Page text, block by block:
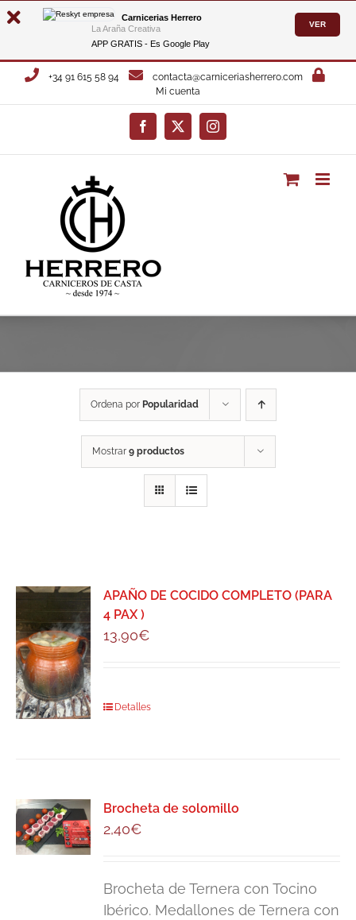
Carnicerias Herrero
La Araña Creativa
APP GRATIS - Es Google Play
VER
Saltar
+34 91 615 58 94
contacta@carniceriasherrero.com
Mi cuenta
Facebook
X Instagram
Ordena por Popularidad
Mostrar 9 productos
APAÑO DE COCIDO COMPLETO (PARA
4 PAX )
13,90€
Detalles
Brocheta de solomillo
2,40€
Brocheta de Ternera con Tocino
Ibérico. Medallones de Ternera con